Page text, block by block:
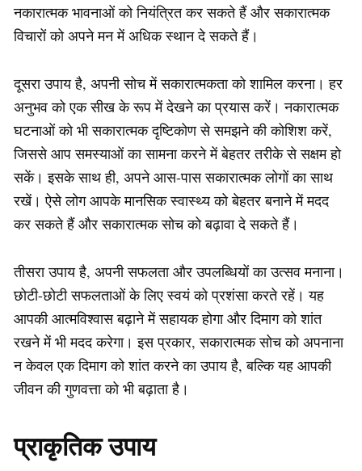
नकारात्मक भावनाओं को नियंत्रित कर सकते हैं और सकारात्मक
विचारों को अपने मन में अधिक स्थान दे सकते हैं।
दूसरा उपाय है, अपनी सोच में सकारात्मकता को शामिल करना। हर
अनुभव को एक सीख के रूप में देखने का प्रयास करें। नकारात्मक
घटनाओं को भी सकारात्मक दृष्टिकोण से समझने की कोशिश करें,
जिससे आप समस्याओं का सामना करने में बेहतर तरीके से सक्षम हो
सकें। इसके साथ ही, अपने आस-पास सकारात्मक लोगों का साथ
रखें। ऐसे लोग आपके मानसिक स्वास्थ्य को बेहतर बनाने में मदद
कर सकते हैं और सकारात्मक सोच को बढ़ावा दे सकते हैं।
तीसरा उपाय है, अपनी सफलता और उपलब्धियों का उत्सव मनाना।
छोटी-छोटी सफलताओं के लिए स्वयं को प्रशंसा करते रहें। यह
आपकी आत्मविश्वास बढ़ाने में सहायक होगा और दिमाग को शांत
रखने में भी मदद करेगा। इस प्रकार, सकारात्मक सोच को अपनाना
न केवल एक दिमाग को शांत करने का उपाय है, बल्कि यह आपकी
जीवन की गुणवत्ता को भी बढ़ाता है।
प्राकृतिक उपाय